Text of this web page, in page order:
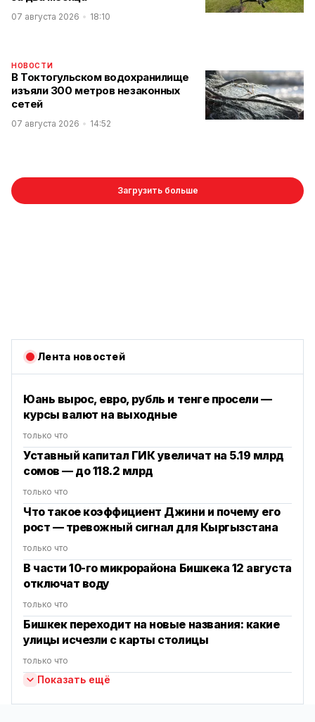
07 августа 2026 18:10
НОВОСТИ
В Токтогульском водохранилище
изъяли 300 метров незаконных
сетей
07 августа 2026 14:52
Загрузить больше
Лента новостей
Юань вырос, евро, рубль и тенге просели —
курсы валют на выходные
только что
Уставный капитал ГИК увеличат на 5.19 млрд
сомов — до 118.2 млрд
только что
Что такое коэффициент Джини и почему его
рост — тревожный сигнал для Кыргызстана
только что
В части 10-го микрорайона Бишкека 12 августа
отключат воду
только что
Бишкек переходит на новые названия: какие
улицы исчезли с карты столицы
только что
Показать ещё